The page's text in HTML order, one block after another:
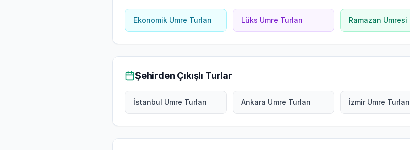
Ekonomik Umre Turları Lüks Umre Turları Ramazan Umresi
Şehirden Çıkışlı Turlar
İstanbul Umre Turları Ankara Umre Turları İzmir Umre Turları